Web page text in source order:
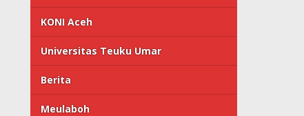
KONI Aceh
Universitas Teuku Umar
Berita
Meulaboh